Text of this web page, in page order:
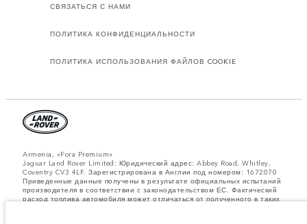
СВЯЗАТЬСЯ С НАМИ
ПОЛИТИКА КОНФИДЕНЦИАЛЬНОСТИ
ПОЛИТИКА ИСПОЛЬЗОВАНИЯ ФАЙЛОВ COOKIE
Armenia, «Fora Premium»
Jaguar Land Rover Limited: Юридический адрес: Abbey Road, Whitley,
Coventry CV3 4LF. Зарегистрирована в Англии под номером: 1672070
Приведенные данные получены в результате официальных испытаний
производителя в соответствии с законодательством ЕС. Фактический
расход топлива автомобиля может отличаться от полученного в таких